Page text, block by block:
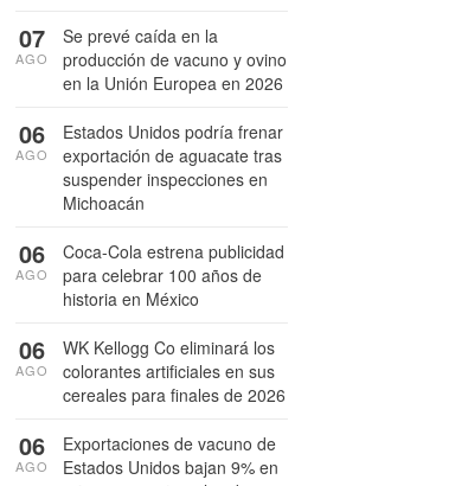
Se prevé caída en la
producción de vacuno y ovino
en la Unión Europea en 2026
07
AGO
Estados Unidos podría frenar
exportación de aguacate tras
suspender inspecciones en
Michoacán
06
AGO
Coca-Cola estrena publicidad
para celebrar 100 años de
historia en México
06
AGO
WK Kellogg Co eliminará los
colorantes artificiales en sus
cereales para finales de 2026
06
AGO
Exportaciones de vacuno de
Estados Unidos bajan 9% en
06
AGO